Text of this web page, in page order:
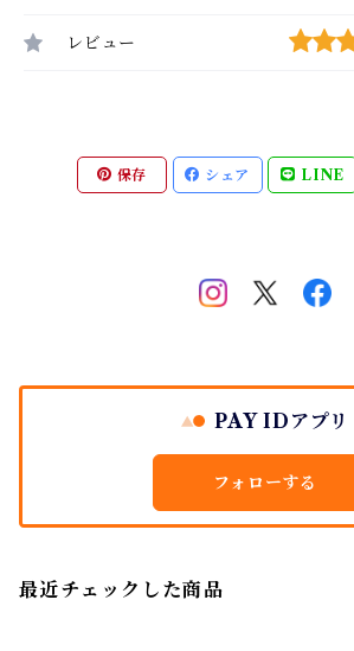
レビュー
保存 シェア LINE
PAY IDアプリ
フォローする
最近チェックした商品